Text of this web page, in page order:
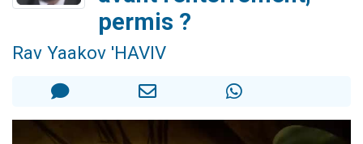
Il reste 49 places pour étudier en groupe sur Zoom
Eva vient de donner son Maasser
permis ?
Rav Yaakov 'HAVIV